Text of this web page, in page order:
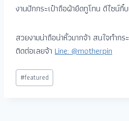
งานปักกระเป๋าถือผ้ายืดทูโทน ดีไซน์กิ๋บ
สวยงามน่าถือน่าหิ้วมากจ้า สนใจทำกร
ติดต่อเลยจ้า Line: @motherpin
#featured